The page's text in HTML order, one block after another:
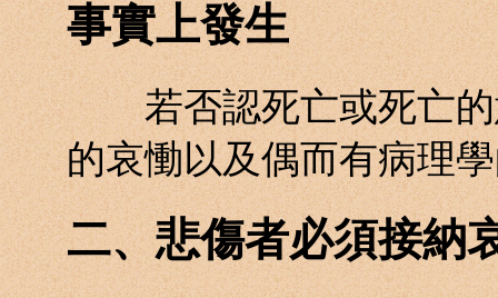
事實上發生
若否認死亡或死亡的
的哀慟以及偶而有病理
二、悲傷者必須接納